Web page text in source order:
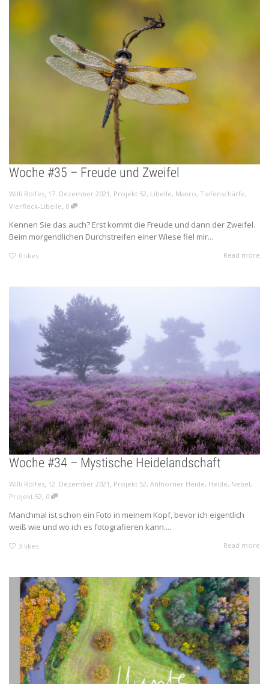
Woche #35 – Freude und Zweifel
Willi Rolfes, 17. Dezember 2021 , Projekt 52, Libelle, Makro, Tiefenschärfe,
Vierfleck-Libelle, 0
Kennen Sie das auch? Erst kommt die Freude und dann der Zweifel.
Beim morgendlichen Durchstreifen einer Wiese fiel mir...
0 likes Read more
Woche #34 – Mystische Heidelandschaft
Willi Rolfes, 12. Dezember 2021 , Projekt 52, Ahlhorner Heide, Heide, Nebel,
Projekt 52, 0
Manchmal ist schon ein Foto in meinem Kopf, bevor ich eigentlich
weiß wie und wo ich es fotografieren kann....
3 likes Read more